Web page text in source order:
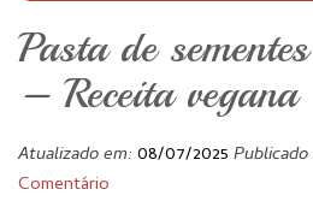
Pasta de
– Receita vegana
Atualizado em:08/07/2025
Comentário